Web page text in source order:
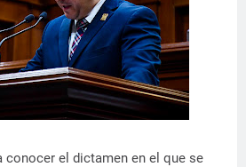
conocer el dictamen en el que se